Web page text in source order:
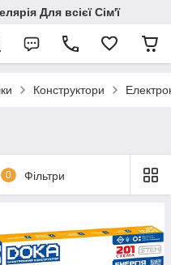
Для всієї Сім'ї
Конструктори
0 Фільтри